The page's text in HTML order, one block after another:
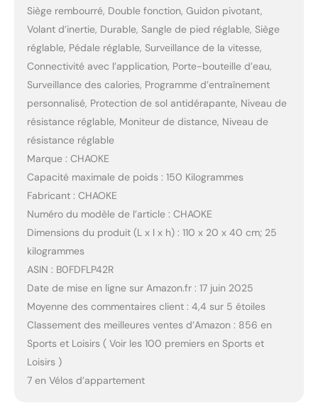
Siège rembourré, Double fonction, Guidon pivotant,
Volant d’inertie, Durable, Sangle de pied réglable, Siège
réglable, Pédale réglable, Surveillance de la vitesse,
Connectivité avec l’application, Porte-bouteille d’eau,
Surveillance des calories, Programme d’entraînement
personnalisé, Protection de sol antidérapante, Niveau de
résistance réglable, Moniteur de distance, Niveau de
résistance réglable
Marque : CHAOKE
Capacité maximale de poids : 150 Kilogrammes
Fabricant : CHAOKE
Numéro du modèle de l’article : CHAOKE
Dimensions du produit (L x l x h) : 110 x 20 x 40 cm; 25
kilogrammes
ASIN : B0FDFLP42R
Date de mise en ligne sur Amazon.fr : 17 juin 2025
Moyenne des commentaires client : 4,4 sur 5 étoiles
Classement des meilleures ventes d’Amazon : 856 en
Sports et Loisirs ( Voir les 100 premiers en Sports et
Loisirs )
7 en Vélos d’appartement